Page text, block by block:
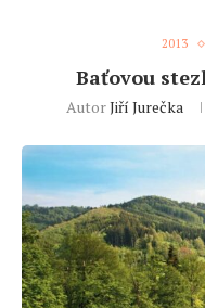
2013
Baťovou
AutorJiří Jurečka